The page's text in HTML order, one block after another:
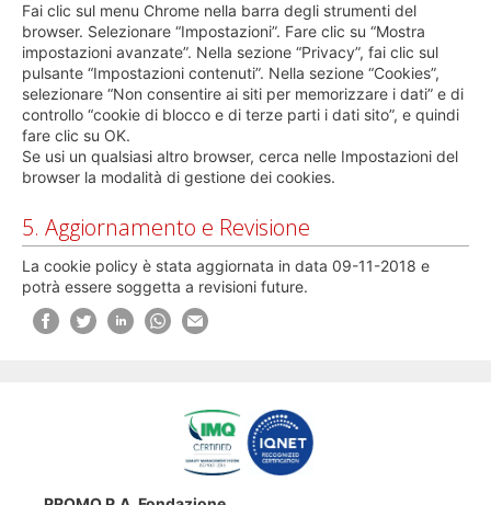
Fai clic sul menu Chrome nella barra degli strumenti del
browser. Selezionare “Impostazioni”. Fare clic su “Mostra
impostazioni avanzate”. Nella sezione “Privacy”, fai clic sul
pulsante “Impostazioni contenuti”. Nella sezione “Cookies”,
selezionare “Non consentire ai siti per memorizzare i dati” e di
controllo “cookie di blocco e di terze parti i dati sito”, e quindi
fare clic su OK.
Se usi un qualsiasi altro browser, cerca nelle Impostazioni del
browser la modalità di gestione dei cookies.
5. Aggiornamento e Revisione
La cookie policy è stata aggiornata in data 09-11-2018 e
potrà essere soggetta a revisioni future.